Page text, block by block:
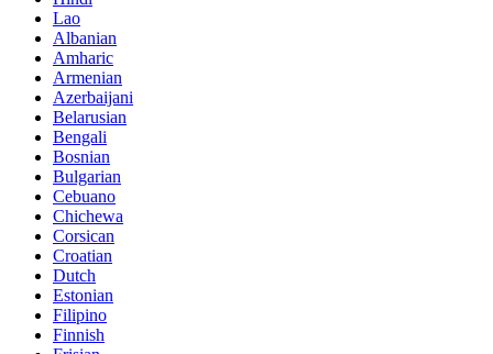
Lao
Albanian
Amharic
Armenian
Azerbaijani
Belarusian
Bengali
Bosnian
Bulgarian
Cebuano
Chichewa
Corsican
Croatian
Dutch
Estonian
Filipino
Finnish